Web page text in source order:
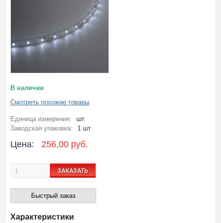
В наличии
Смотреть похожие товары
Единица измерения:
шт
Заводская упаковка:
1 шт
Цена: 256,00 руб.
ЗАКАЗАТЬ
Быстрый заказ
Характеристики